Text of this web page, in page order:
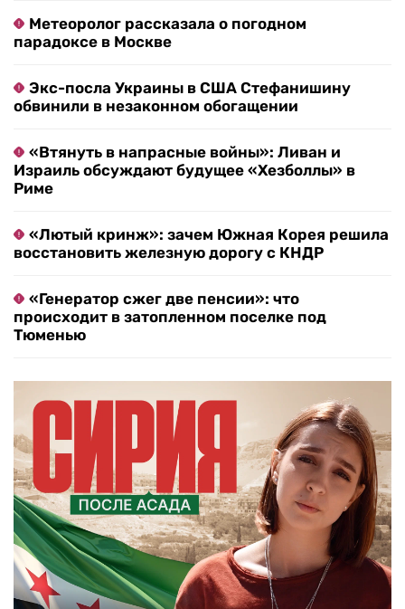
Метеоролог рассказала о погодном
парадоксе в Москве
Экс-посла Украины в США Стефанишину
обвинили в незаконном обогащении
«Втянуть в напрасные войны»: Ливан и
Израиль обсуждают будущее «Хезболлы» в
Риме
«Лютый кринж»: зачем Южная Корея решила
восстановить железную дорогу с КНДР
«Генератор сжег две пенсии»: что
происходит в затопленном поселке под
Тюменью